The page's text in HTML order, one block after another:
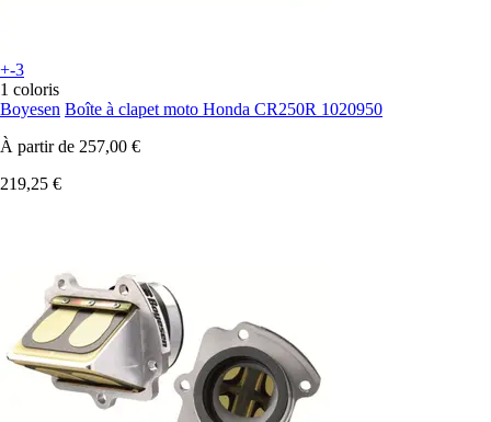
+-3
1 coloris
Boyesen Boîte à clapet moto Honda CR250R 1020950
À partir de 257,00 €
219,25 €